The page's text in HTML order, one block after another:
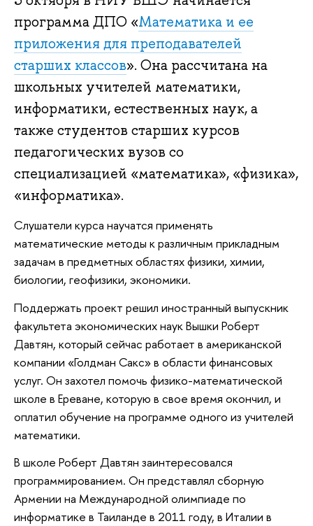
программа ДПО «Математика и ее
приложения для преподавателей
старших классов». Она рассчитана на
школьных учителей математики,
информатики, естественных наук, а
также студентов старших курсов
педагогических вузов со
специализацией «математика», «физика»,
«информатика».
Слушатели курса научатся применять
математические методы к различным прикладным
задачам в предметных областях физики, химии,
биологии, геофизики, экономики.
Поддержать проект решил иностранный выпускник
факультета экономических наук Вышки Роберт
Давтян, который сейчас работает в американской
компании «Голдман Сакс» в области финансовых
услуг. Он захотел помочь физико-математической
школе в Ереване, которую в свое время окончил, и
оплатил обучение на программе одного из учителей
математики.
В школе Роберт Давтян заинтересовался
программированием. Он представлял сборную
Армении на Международной олимпиаде по
информатике в Таиланде в 2011 году, в Италии в